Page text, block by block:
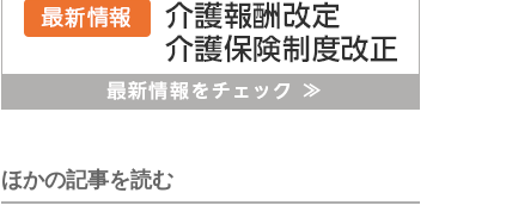
ほかの記事を読む